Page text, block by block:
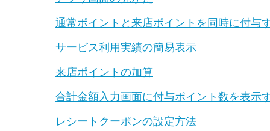
通常ポイントと来店ポイントを同時に付与
サービス利用実績の簡易表示
来店ポイントの加算
合計金額入力画面に付与ポイント数を表示
レシートクーポンの設定方法